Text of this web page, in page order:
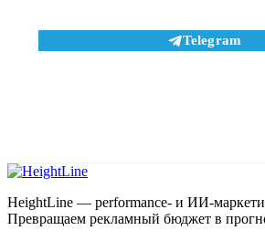
Telegram
HeightLine — performance- и ИИ-
Превращаем рекламный бюджет в